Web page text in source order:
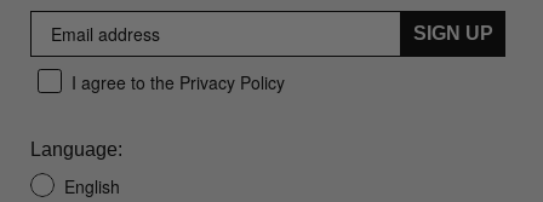
SIGN UP
I agree to the Privacy Policy
Language:
English